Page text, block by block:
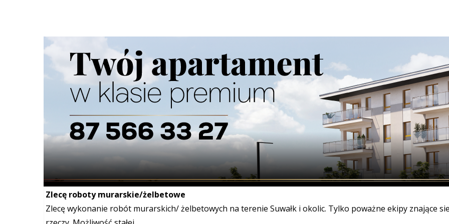
Szukana fraza w ogłoszeniach
Zlecę wykonanie prac wykończeniowych
Zlecę wykonanie prac wykończeniowych na terenie gołdapi. Szpachlowanie/malowanie/ zabudowy g/k.
zaraz
Zlecę Telefon:665542625 Mail:pisarewiczek@o2.pl
2026-
Zlecę roboty murarskie/żelbetowe
Zlecę wykonanie robót murarskich/ żelbetowych na terenie Suwałk i okolic. Tylko poważne ekipy znające